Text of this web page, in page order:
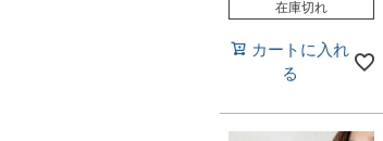
在庫切れ
カートに入れ
る